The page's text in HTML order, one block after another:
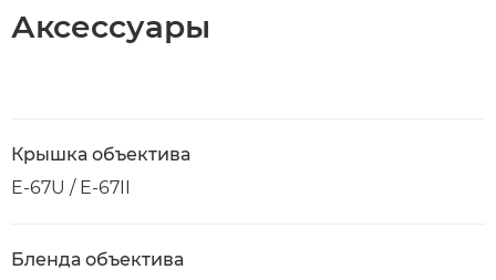
Аксессуары
Крышка объектива
E-67U / E-67II
Бленда объектива